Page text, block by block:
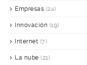
Empresas (24)
Innovación (19)
Internet (7)
La nube (21)